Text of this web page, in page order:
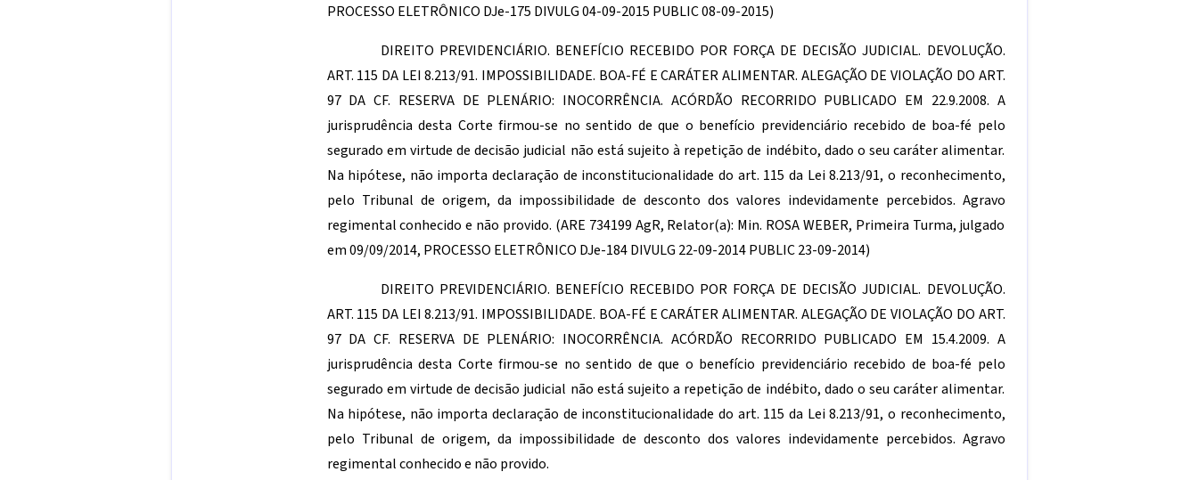
PROCESSO ELETRÔNICO DJe-175 DIVULG 04-09-2015 PUBLIC 08-09-2015)
DIREITO PREVIDENCIÁRIO. BENEFÍCIO RECEBIDO POR FORÇA DE DECISÃO JUDICIAL. DEVOLUÇÃO.
ART. 115 DA LEI 8.213/91. IMPOSSIBILIDADE. BOA-FÉ E CARÁTER ALIMENTAR. ALEGAÇÃO DE VIOLAÇÃO DO ART.
97 DA CF. RESERVA DE PLENÁRIO: INOCORRÊNCIA. ACÓRDÃO RECORRIDO PUBLICADO EM 22.9.2008. A
jurisprudência desta Corte firmou-se no sentido de que o benefício previdenciário recebido de boa-fé pelo
segurado em virtude de decisão judicial não está sujeito à repetição de indébito, dado o seu caráter alimentar.
Na hipótese, não importa declaração de inconstitucionalidade do art. 115 da Lei 8.213/91, o reconhecimento,
pelo Tribunal de origem, da impossibilidade de desconto dos valores indevidamente percebidos. Agravo
regimental conhecido e não provido. (ARE 734199 AgR, Relator(a): Min. ROSA WEBER, Primeira Turma, julgado
em 09/09/2014, PROCESSO ELETRÔNICO DJe-184 DIVULG 22-09-2014 PUBLIC 23-09-2014)
DIREITO PREVIDENCIÁRIO. BENEFÍCIO RECEBIDO POR FORÇA DE DECISÃO JUDICIAL. DEVOLUÇÃO.
ART. 115 DA LEI 8.213/91. IMPOSSIBILIDADE. BOA-FÉ E CARÁTER ALIMENTAR. ALEGAÇÃO DE VIOLAÇÃO DO ART.
97 DA CF. RESERVA DE PLENÁRIO: INOCORRÊNCIA. ACÓRDÃO RECORRIDO PUBLICADO EM 15.4.2009. A
jurisprudência desta Corte firmou-se no sentido de que o benefício previdenciário recebido de boa-fé pelo
segurado em virtude de decisão judicial não está sujeito a repetição de indébito, dado o seu caráter alimentar.
Na hipótese, não importa declaração de inconstitucionalidade do art. 115 da Lei 8.213/91, o reconhecimento,
pelo Tribunal de origem, da impossibilidade de desconto dos valores indevidamente percebidos. Agravo
regimental conhecido e não provido.